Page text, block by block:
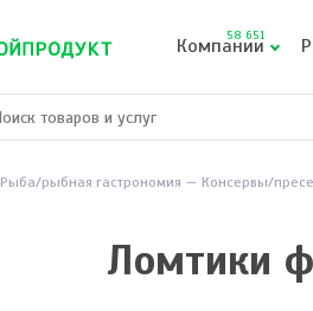
Компании
58 651
Рыба/рыбная гастрономия Консервы/
Ломтики